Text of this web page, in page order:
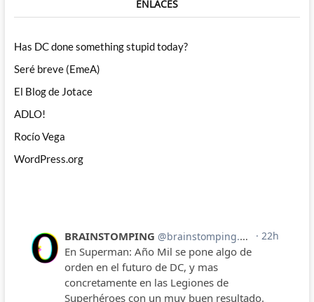
ENLACES
Has DC done something stupid today?
Seré breve (EmeA)
El Blog de Jotace
ADLO!
Rocío Vega
WordPress.org